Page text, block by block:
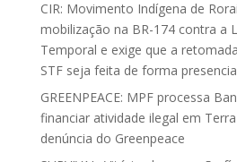
CIR: Movimento Indígena de
mobilização na BR-174 contra a
Temporal e exige que a
STF seja feita de forma
GREENPEACE: MPF processa
financiar atividade ilegal em
denúncia do Greenpeace